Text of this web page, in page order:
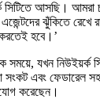
সিটিতে আসছি। আমরা
ঝুঁকিতে রেখে
হবে।’
যখন নিউইয়র্ক
সংকট এবং ফেডারেল
করেছেন।